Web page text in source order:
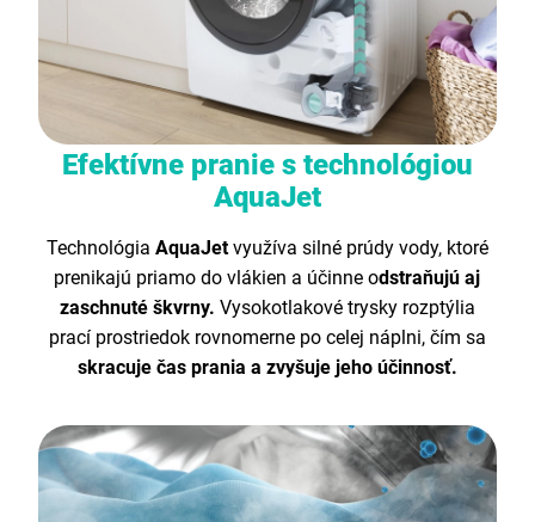
Efektívne pranie s technológiou
AquaJet
Technológia AquaJetvyužíva silné prúdy vody, ktoré
prenikajú priamo do vlákien a účinne odstraňujú aj
zaschnuté škvrny. Vysokotlakové trysky rozptýlia
prací prostriedok rovnomerne po celej náplni, čím sa
skracuje čas prania a zvyšuje jeho účinnosť.